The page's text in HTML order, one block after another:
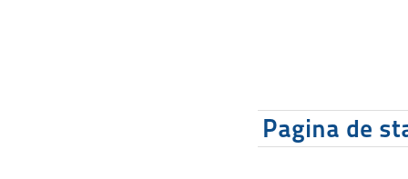
Pagina de